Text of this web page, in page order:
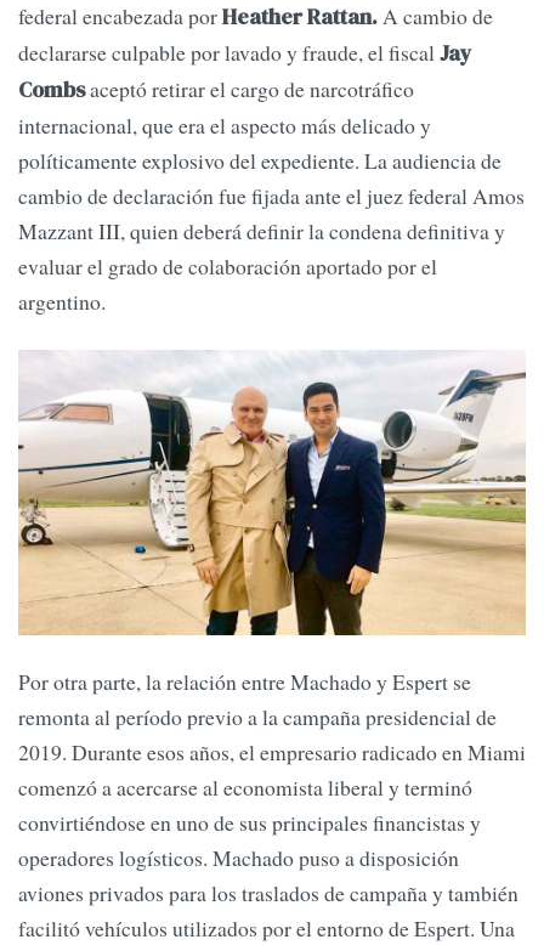
federal encabezada porHeather Rattan.A cambio de
declararse culpable por lavado y fraude, el fiscalJay
Combsaceptó retirar el cargo de narcotráfico
internacional, que era el aspecto más delicado y
políticamente explosivo del expediente. La audiencia de
cambio de declaración fue fijada ante el juez federal Amos
Mazzant III, quien deberá definir la condena definitiva y
evaluar el grado de colaboración aportado por el
argentino.
Por otra parte, la relación entre Machado y Espert se
remonta al período previo a la campaña presidencial de
2019. Durante esos años, el empresario radicado en Miami
comenzó a acercarse al economista liberal y terminó
convirtiéndose en uno de sus principales financistas y
operadores logísticos. Machado puso a disposición
aviones privados para los traslados de campaña y también
facilitó vehículos utilizados por el entorno de Espert. Una